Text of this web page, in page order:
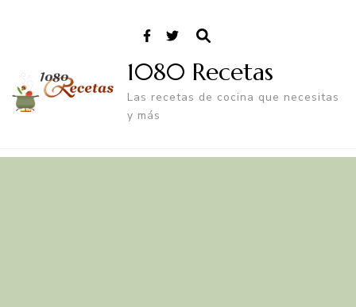
1080 Recetas
Las recetas de cocina que necesitas
y más